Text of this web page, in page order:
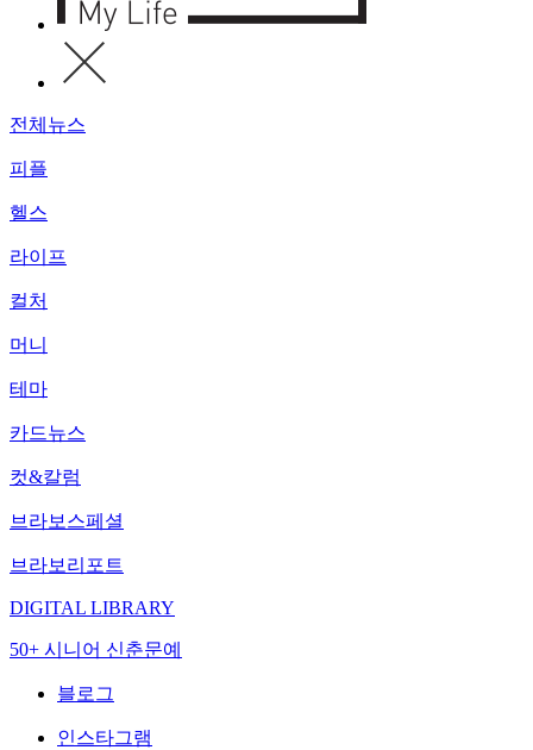
전체뉴스
피플
헬스
라이프
컬처
머니
테마
카드뉴스
컷&칼럼
브라보스페셜
브라보리포트
DIGITAL LIBRARY
50+ 시니어 신춘문예
블로그
인스타그램